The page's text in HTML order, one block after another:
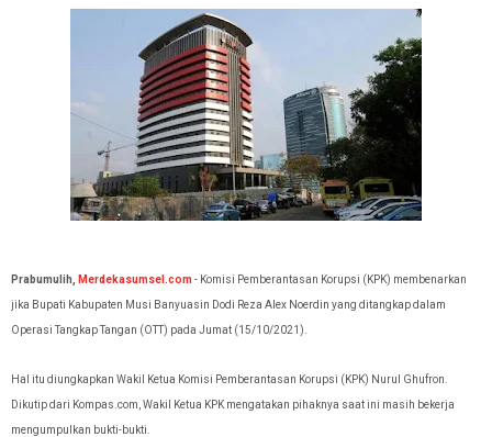
Prabumulih, Merdekasumsel.com- Komisi Pemberantasan Korupsi (KPK) membenarkan
jika Bupati Kabupaten Musi Banyuasin Dodi Reza Alex Noerdin yang ditangkap dalam
Operasi Tangkap Tangan (OTT) pada Jumat (15/10/2021).
Hal itu diungkapkan Wakil Ketua Komisi Pemberantasan Korupsi (KPK) Nurul Ghufron.
Dikutip dari Kompas.com, Wakil Ketua KPK mengatakan pihaknya saat ini masih bekerja
mengumpulkan bukti-bukti.